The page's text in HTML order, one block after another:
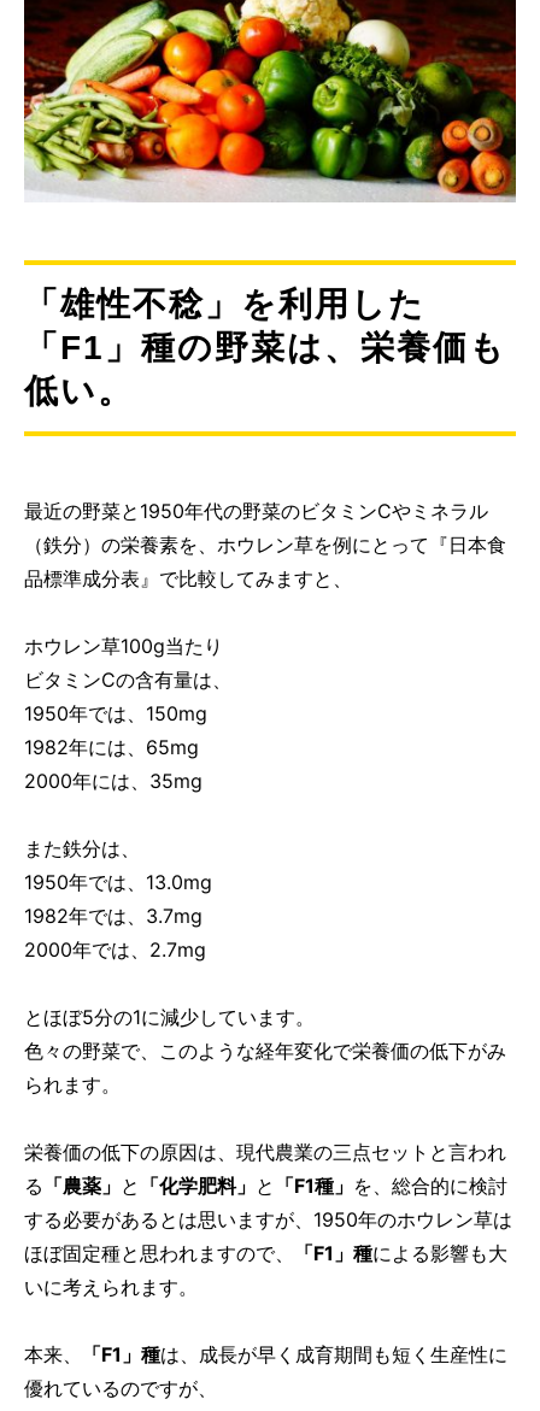
「雄性不稔」を利用した
「F1」種の野菜は、栄養価も
低い。
最近の野菜と1950年代の野菜のビタミンCやミネラル
（鉄分）の栄養素を、ホウレン草を例にとって『日本食
品標準成分表』で比較してみますと、
ホウレン草100g当たり
ビタミンCの含有量は、
1950年では、150mg
1982年には、65mg
2000年には、35mg
また鉄分は、
1950年では、13.0mg
1982年では、3.7mg
2000年では、2.7mg
とほぼ5分の1に減少しています。
色々の野菜で、このような経年変化で栄養価の低下がみ
られます。
栄養価の低下の原因は、現代農業の三点セットと言われ
る 「農薬」 と 「化学肥料」 と 「F1種」 を、総合的に検討
する必要があるとは思いますが、1950年のホウレン草は
ほぼ固定種と思われますので、
「F1」種による影響も大
いに考えられます。
本来、 「F1」種は、成長が早く成育期間も短く生産性に
優れているのですが、